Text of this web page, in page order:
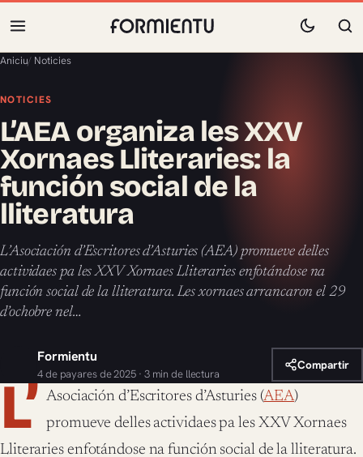
Aniciu/ Noticies
NOTICIES
L’AEA organiza les XXV
Xornaes Lliteraries: la
función social de la
lliteratura
L’Asociación d’Escritores d’Asturies (AEA) promueve delles
actividaes pa les XXV Xornaes Lliteraries enfotándose na
función social de la lliteratura. Les xornaes arrancaron el 29
d’ochobre nel…
Formientu
4 de payares de 2025 · 3 min de llectura
Compartir
L’ Asociación d’Escritores d’Asturies (AEA)
promueve delles actividaes pa les XXV Xornaes
Lliteraries enfotándose na función social de la lliteratura.